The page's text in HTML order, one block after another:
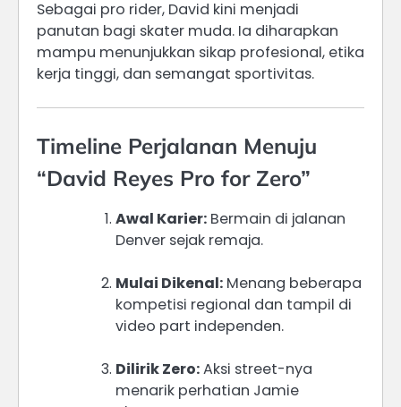
Sebagai pro rider, David kini menjadi
panutan bagi skater muda. Ia diharapkan
mampu menunjukkan sikap profesional, etika
kerja tinggi, dan semangat sportivitas.
Timeline Perjalanan Menuju
“David Reyes Pro for Zero”
Awal Karier: Bermain di jalanan
Denver sejak remaja.
Mulai Dikenal: Menang beberapa
kompetisi regional dan tampil di
video part independen.
Dilirik Zero:Aksi street-nya
menarik perhatian Jamie